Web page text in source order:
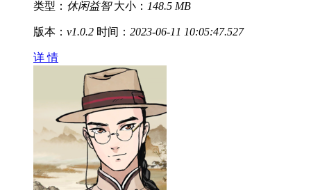
类型： 休闲益智 大小： 148.5 MB
版本： v1.0.2 时间： 2023-06-11 10:05:47.527
详 情